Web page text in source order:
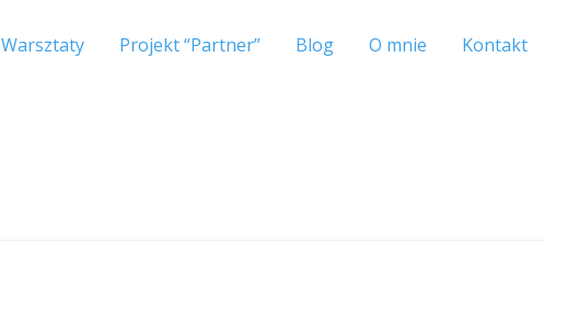
Warsztaty Projekt “Partner” Blog O mnie Kontakt